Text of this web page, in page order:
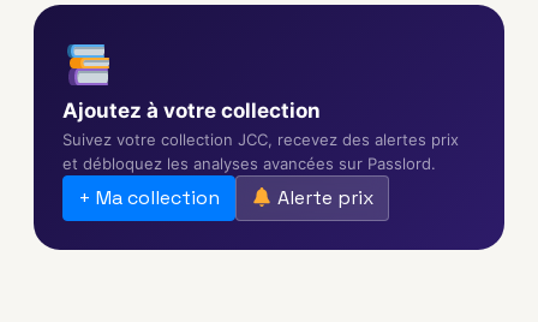
Ajoutez à votre collection
Suivez votre collection JCC, recevez des alertes prix
et débloquez les analyses avancées sur Passlord.
+ Ma collection Alerte prix